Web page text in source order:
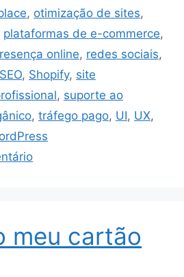
, otimização de sites,
plataformas de e-commerce,
online, redes sociais,
SEO, Shopify, site
, suporte ao
, tráfego pago, UI, UX,
meu cartão